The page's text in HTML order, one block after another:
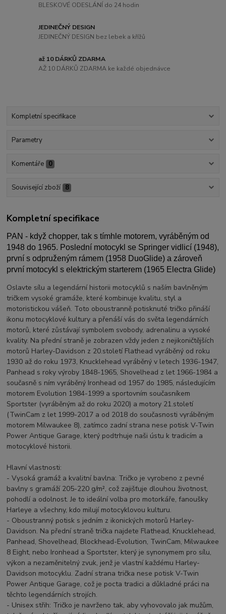
BLESKOVÉ ODESLÁNÍ do 24 hodin
JEDINEČNÝ DESIGN
JEDINEČNÝ DESIGN bez lebek a křížů
až 10 DÁRKŮ ZDARMA
AŽ 10 DÁRKŮ ZDARMA ke každé objednávce
Kompletní specifikace
Parametry
Komentáře 0
Související zboží 8
Kompletní specifikace
PAN - když chopper, tak s tímhle motorem, vyráběným od
1948 do 1965. Poslední motocykl se Springer vidlicí (1948),
první s odpruženým rámem (1958 DuoGlide) a zároveň
první motocykl s elektrickým starterem (1965 Electra Glide)
Oslavte sílu a legendární historii motocyklů s naším bavlněným
tričkem vysoké gramáže, které kombinuje kvalitu, styl a
motoristickou vášeň. Toto oboustranně potisknuté tričko přináší
ikonu motocyklové kultury a přenáší vás do světa legendárních
motorů, které zůstávají symbolem svobody, adrenalinu a vysoké
kvality. Na přední straně je zobrazen vždy jeden z nejikoničtějších
motorů Harley-Davidson z 20.století Flathead vyráběný od roku
1930 až do roku 1973, Knucklehead vyráběný v letech 1936-1947,
Panhead s roky výroby 1848-1965, Shovelhead z let 1966-1984 a
současně s ním vyráběný Ironhead od 1957 do 1985, následujícím
motorem Evolution 1984-1999 a sportovním současníkem
Sportster (vyráběným až do roku 2020) a motory 21.století
(TwinCam z let 1999-2017 a od 2018 do současnosti vyráběným
motorem Milwaukee 8), zatímco zadní strana nese potisk V-Twin
Power Antique Garage, který podtrhuje naši ústu k tradicím a
motocyklové historii.
Hlavní vlastnosti:
- Vysoká gramáž a kvalitní bavlna: Tričko je vyrobeno z pevné
bavlny s gramáží 205-220 g/m², což zajišťuje dlouhou životnost,
pohodlí a odolnost. Je to ideální volba pro motorkáře, fanoušky
Harleye a všechny, kdo milují motocyklovou kulturu.
- Oboustranný potisk s jedním z ikonických motorů Harley-
Davidson. Na přední straně trička najdete Flathead, Knucklehead,
Panhead, Shovelhead, Blockhead-Evolution, TwinCam, Milwaukee
8 Eight, nebo Ironhead a Sportster, který je synonymem pro sílu,
výkon a nezaměnitelný zvuk, jenž je vlastní každému Harley-
Davidson motocyklu. Zadní strana trička nese potisk V-Twin
Power Antique Garage, což je pocta tradici a důkladné práci na
těchto legendárních strojích.
- Unisex střih: Tričko je navrženo tak, aby vyhovovalo jak mužům,